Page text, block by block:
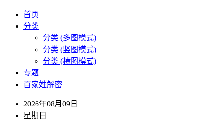
首页
分类
分类 (多图模式)
分类 (竖图模式)
分类 (横图模式)
专题
百家姓解密
2026年08月09日
星期日